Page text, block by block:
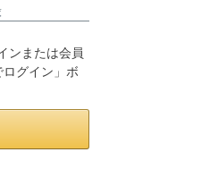
ンまたは会員
グイン」ボ